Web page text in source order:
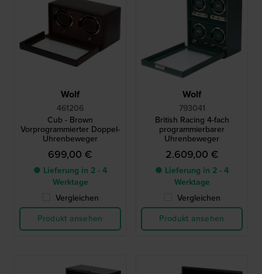
Wolf
461206
Cub - Brown
Vorprogrammierter Doppel-
Uhrenbeweger
699,00 €
● Lieferung in 2 - 4
Werktage
Vergleichen
Produkt ansehen
Wolf
793041
British Racing 4-fach
programmierbarer
Uhrenbeweger
2.609,00 €
● Lieferung in 2 - 4
Werktage
Vergleichen
Produkt ansehen